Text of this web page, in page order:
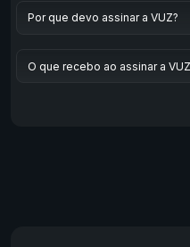
celebridades.
Por que devo assinar a VUZ?
ao conteúdo e oferece
outros recursos.
O que recebo ao assinar a
Você terá acesso
gratuito, eventos